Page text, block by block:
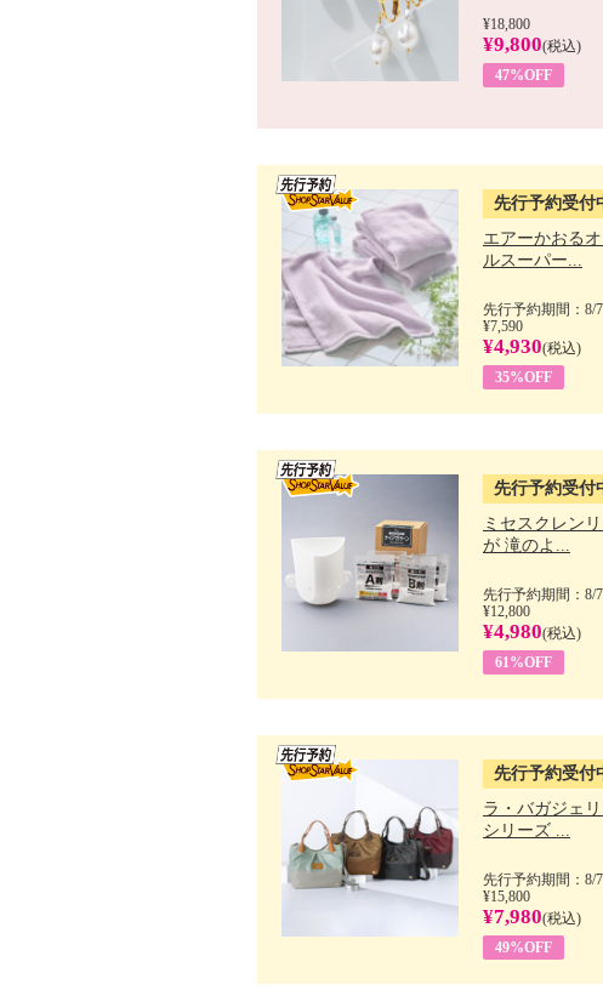
¥18,800
¥9,800(税込)
47%OFF
先行予約受付
エアーかおる
ルスーパー...
先行予約期間：
¥7,590
¥4,930(税込)
35%OFF
先行予約受付
ミセスクレン
が 滝のよ...
先行予約期間：
¥12,800
¥4,980(税込)
61%OFF
先行予約受付
ラ・バガジェ
シリーズ ...
先行予約期間：
¥15,800
¥7,980(税込)
49%OFF